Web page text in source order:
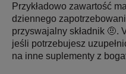
Przykładowo zawartość
dziennego
przyswajalny składnik 🤨.
jeśli potrzebujesz
na inne suplementy z